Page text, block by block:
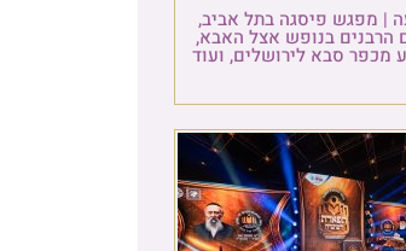
| מפגש פיסגה בתל אביב,
הרבנים בנופש אצל האבא,
מכפר סבא לירושלים, ועוד